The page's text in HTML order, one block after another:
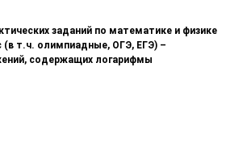
заданий по математике и физике
(в т.ч. олимпиадные, ОГЭ, ЕГЭ) –
содержащих логарифмы